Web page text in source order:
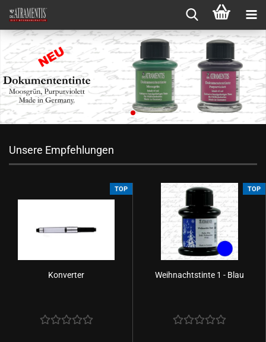
Unsere Empfehlungen
TOP
Konverter
TOP
Weihnachtstinte 1 - Blau